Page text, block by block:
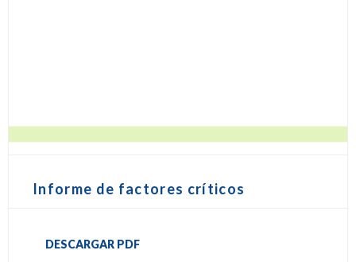
Informe de factores críticos
DESCARGAR PDF